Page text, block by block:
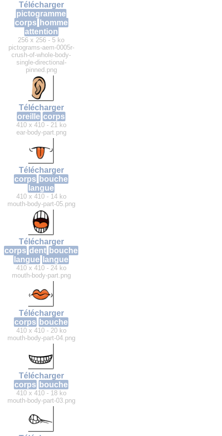
Télécharger
pictogramme
corps homme
attention
256 x 256 - 5 ko
pictograms-aem-0005r-
crush-of-whole-body-
single-directional-
pinned.png
Télécharger
oreille corps
410 x 410 - 21 ko
ear-body-part.png
Télécharger
corps bouche
langue
410 x 410 - 14 ko
mouth-body-part-05.png
Télécharger
corps dent bouche
langue langue
410 x 410 - 24 ko
mouth-body-part.png
Télécharger
corps bouche
410 x 410 - 20 ko
mouth-body-part-04.png
Télécharger
corps bouche
410 x 410 - 18 ko
mouth-body-part-03.png